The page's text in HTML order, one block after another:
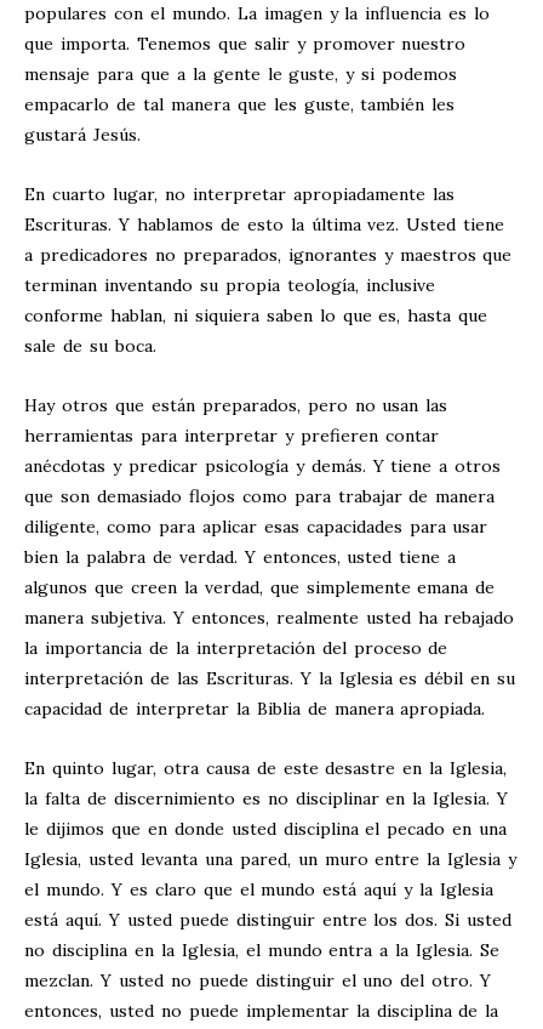
populares con el mundo. La imagen y la influencia es lo
que importa. Tenemos que salir y promover nuestro
mensaje para que a la gente le guste, y si podemos
empacarlo de tal manera que les guste, también les
gustará Jesús.
En cuarto lugar, no interpretar apropiadamente las
Escrituras. Y hablamos de esto la última vez. Usted tiene
a predicadores no preparados, ignorantes y maestros que
terminan inventando su propia teología, inclusive
conforme hablan, ni siquiera saben lo que es, hasta que
sale de su boca.
Hay otros que están preparados, pero no usan las
herramientas para interpretar y prefieren contar
anécdotas y predicar psicología y demás. Y tiene a otros
que son demasiado flojos como para trabajar de manera
diligente, como para aplicar esas capacidades para usar
bien la palabra de verdad. Y entonces, usted tiene a
algunos que creen la verdad, que simplemente emana de
manera subjetiva. Y entonces, realmente usted ha rebajado
la importancia de la interpretación del proceso de
interpretación de las Escrituras. Y la Iglesia es débil en su
capacidad de interpretar la Biblia de manera apropiada.
En quinto lugar, otra causa de este desastre en la Iglesia,
la falta de discernimiento es no disciplinar en la Iglesia. Y
le dijimos que en donde usted disciplina el pecado en una
Iglesia, usted levanta una pared, un muro entre la Iglesia y
el mundo. Y es claro que el mundo está aquí y la Iglesia
está aquí. Y usted puede distinguir entre los dos. Si usted
no disciplina en la Iglesia, el mundo entra a la Iglesia. Se
mezclan. Y usted no puede distinguir el uno del otro. Y
entonces, usted no puede implementar la disciplina de la